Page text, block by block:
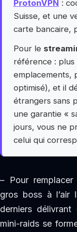
ProtonVPN :
Suisse, et une
carte bancaire,
Pour le
référence :
emplacements,
optimisé), et il
étrangers sans
une garantie «
jours, vous ne
celui qui
– Pour
gros boss à l’air
derniers
mini-raids se